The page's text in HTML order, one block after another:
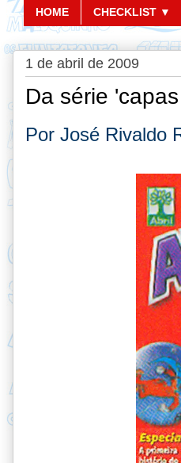
HOME CHECKLIST ▼
1 de abril de 2009
Da série
Por José Rivaldo